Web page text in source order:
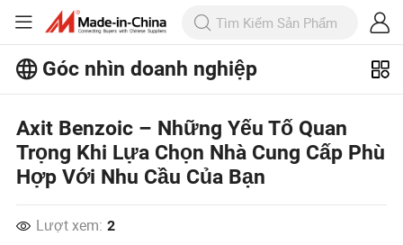
Góc nhìn doanh nghiệp
Axit Benzoic – Những Yếu Tố Quan
Trọng Khi Lựa Chọn Nhà Cung Cấp Phù
Hợp Với Nhu Cầu Của Bạn
Lượt xem: 2